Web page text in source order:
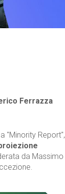
Ferrazza
"Minority Report",
da Massimo